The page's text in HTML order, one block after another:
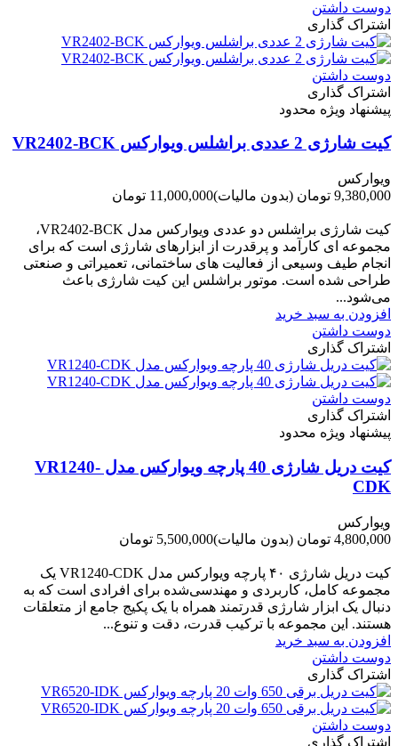
دوست داشتن
اشتراک گذاری
دوست داشتن
اشتراک گذاری
پیشنهاد ویژه محدود
کیت شارژی 2 عددی براشلس ویوارکس VR2402-BCK
ویوارکس
9,380,000 تومان
(بدون مالیات)11,000,000 تومان
کیت شارژی براشلس دو عددی ویوارکس مدل VR2402-BCK،
مجموعه ای کارآمد و پرقدرت از ابزارهای شارژی است که برای
انجام طیف وسیعی از فعالیت های ساختمانی، تعمیراتی و صنعتی
طراحی شده است. موتور براشلس این کیت شارژی باعث
می‌شود...
افزودن به سبد خرید
دوست داشتن
اشتراک گذاری
دوست داشتن
اشتراک گذاری
پیشنهاد ویژه محدود
کیت دریل شارژی 40 پارچه ویوارکس مدل VR1240-
CDK
ویوارکس
4,800,000 تومان
(بدون مالیات)5,500,000 تومان
کیت دریل شارژی ۴۰ پارچه ویوارکس مدل VR1240‑CDK یک
مجموعه کامل، کاربردی و مهندسی‌شده برای افرادی است که به
دنبال یک ابزار شارژی قدرتمند همراه با یک پکیج جامع از متعلقات
هستند. این مجموعه با ترکیب قدرت، دقت و تنوع...
افزودن به سبد خرید
دوست داشتن
اشتراک گذاری
دوست داشتن
اشتراک گذاری